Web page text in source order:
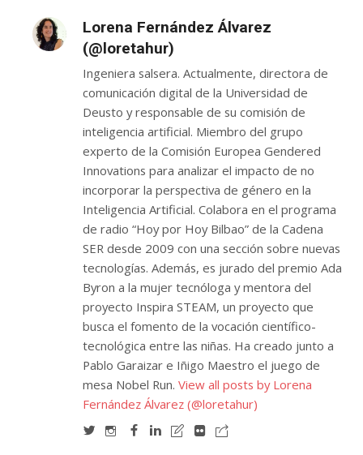
Lorena Fernández Álvarez
(@loretahur)
Ingeniera salsera. Actualmente, directora de
comunicación digital de la Universidad de
Deusto y responsable de su comisión de
inteligencia artificial. Miembro del grupo
experto de la Comisión Europea Gendered
Innovations para analizar el impacto de no
incorporar la perspectiva de género en la
Inteligencia Artificial. Colabora en el programa
de radio “Hoy por Hoy Bilbao” de la Cadena
SER desde 2009 con una sección sobre nuevas
tecnologías. Además, es jurado del premio Ada
Byron a la mujer tecnóloga y mentora del
proyecto Inspira STEAM, un proyecto que
busca el fomento de la vocación científico-
tecnológica entre las niñas. Ha creado junto a
Pablo Garaizar e Iñigo Maestro el juego de
mesa Nobel Run. View all posts by Lorena
Fernández Álvarez (@loretahur)